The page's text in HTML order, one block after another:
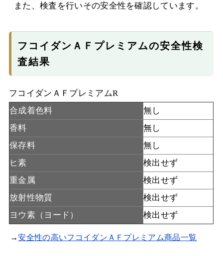
また、検査を行いその安全性を確認しています。
フコイダンＡＦプレミアムの安全性検
査結果
フコイダンＡＦプレミアムR
合成着色料
無し
香料
無し
保存料
無し
ヒ素
検出せず
重金属
検出せず
放射性物質
検出せず
ヨウ素（ヨード）
検出せず
→安全性の高いフコイダンＡＦプレミアム商品一覧